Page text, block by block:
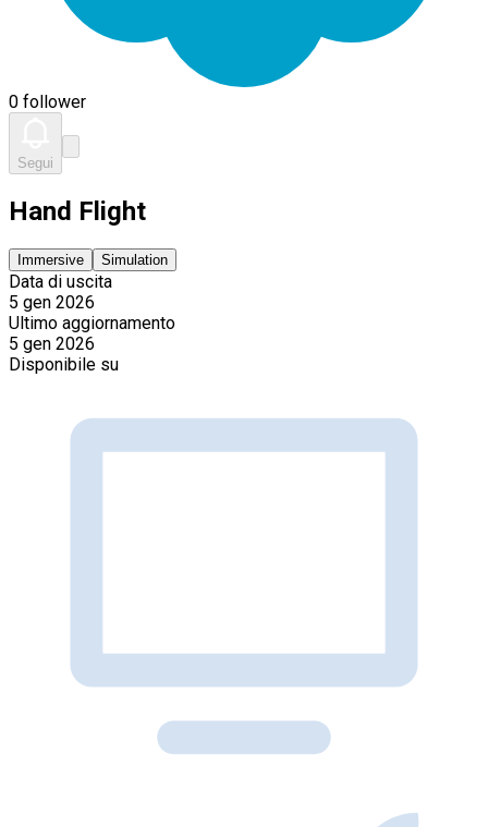
0 follower
Segui
Hand Flight
Immersive Simulation
Data di uscita
5 gen 2026
Ultimo aggiornamento
5 gen 2026
Disponibile su